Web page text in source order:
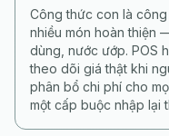
Công thức con là
nhiều món hoàn thiện
dùng, nước ướp. POS
theo dõi giá thật khi
phân bổ chi phí cho
một cấp buộc nhập lại